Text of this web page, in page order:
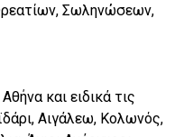
Σωληνώσεων,
Αθήνα και ειδικά τις
Αιγάλεω, Κολωνός,